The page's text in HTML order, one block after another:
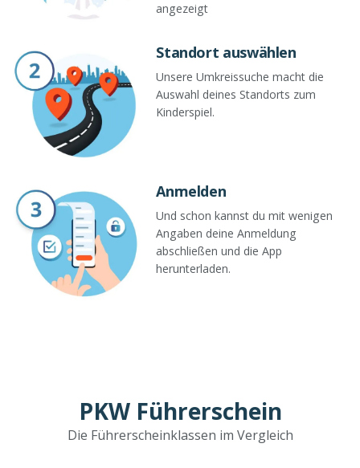
angezeigt
Standort auswählen
Unsere Umkreissuche macht die
Auswahl deines Standorts zum
Kinderspiel.
Anmelden
Und schon kannst du mit wenigen
Angaben deine Anmeldung
abschließen und die App
herunterladen.
PKW Führerschein
Die Führerscheinklassen im Vergleich